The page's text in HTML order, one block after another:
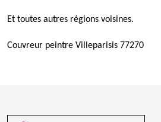
Et toutes autres régions voisines.
Couvreur peintre Villeparisis 77270